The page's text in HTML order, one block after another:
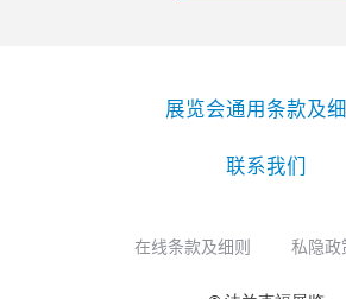
展览会通用条款及
联系我们
在线条款及细则 私隐政